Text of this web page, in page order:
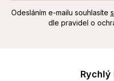
Odesláním e-mailu souhlasíte
dle pravidel o
Rychlý